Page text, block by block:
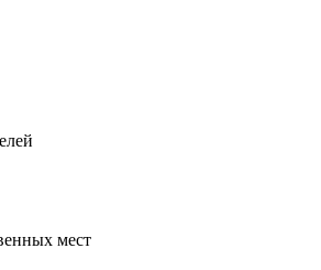
мест